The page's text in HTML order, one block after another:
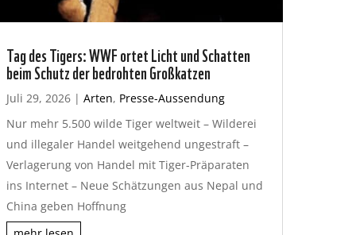
Tag des Tigers: WWF ortet Licht und Schatten
beim Schutz der bedrohten Großkatzen
Juli 29, 2026| Arten, Presse-Aussendung
Nur mehr 5.500 wilde Tiger weltweit – Wilderei
und illegaler Handel weitgehend ungestraft –
Verlagerung von Handel mit Tiger-Präparaten
ins Internet – Neue Schätzungen aus Nepal und
China geben Hoffnung